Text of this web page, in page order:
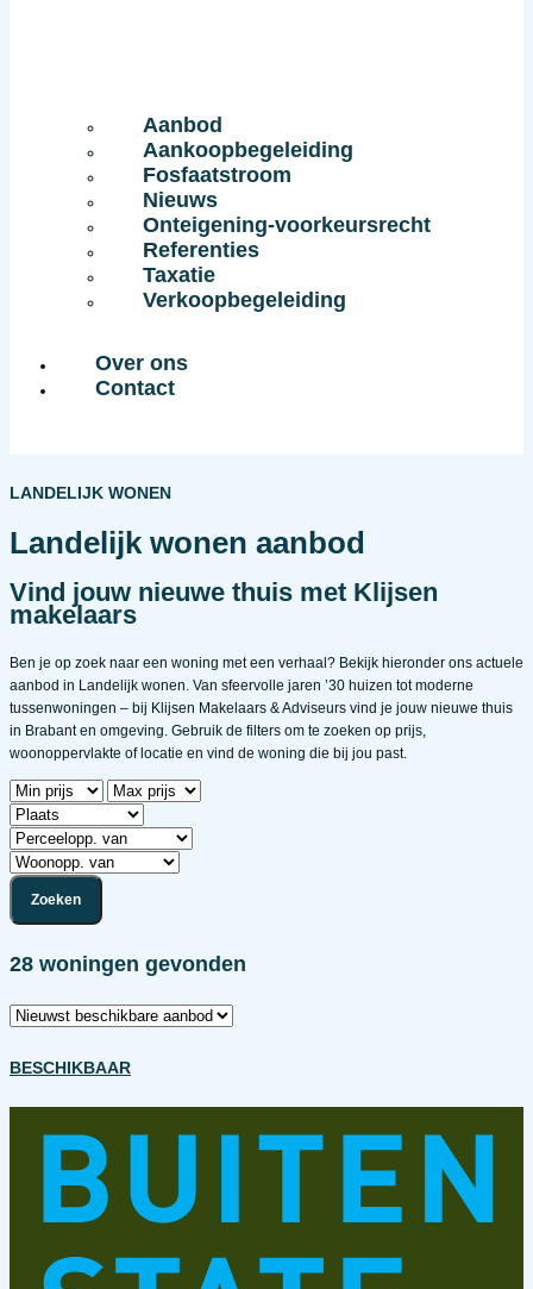
Aanbod
Aankoopbegeleiding
Fosfaatstroom
Nieuws
Onteigening-voorkeursrecht
Referenties
Taxatie
Verkoopbegeleiding
Over ons
Contact
LANDELIJK WONEN
Landelijk wonen aanbod
Vind jouw nieuwe thuis met Klijsen
makelaars
Ben je op zoek naar een woning met een verhaal? Bekijk hieronder ons actuele
aanbod in Landelijk wonen. Van sfeervolle jaren ’30 huizen tot moderne
tussenwoningen – bij Klijsen Makelaars & Adviseurs vind je jouw nieuwe thuis
in Brabant en omgeving. Gebruik de filters om te zoeken op prijs,
woonoppervlakte of locatie en vind de woning die bij jou past.
28 woningen gevonden
BESCHIKBAAR